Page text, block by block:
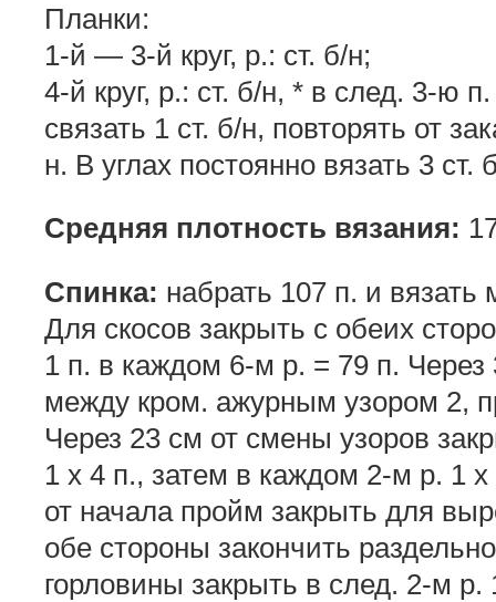
Планки:
1-й — 3-й круг, р.: ст. б/н;
4-й круг, р.: ст. б/н, * в след. 3-ю
связать 1 ст. б/н, повторять от
н. В углах постоянно вязать 3 ст.
Средняя плотность вязания:
Спинка: набрать 107 п. и
Для скосов закрыть с обеих
1 п. в каждом 6-м р. = 79 п. Через
между кром. ажурным узором 2,
Через 23 см от смены узоров
1 х 4 п., затем в каждом 2-м р. 1
от начала пройм закрыть для
обе стороны закончить
горловины закрыть в след. 2-м